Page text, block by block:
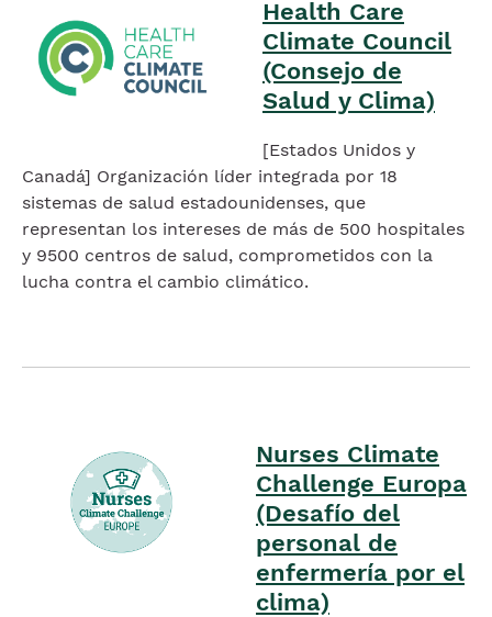
Health Care
Climate Council
(Consejo de
Salud y Clima)
[Estados Unidos y
Canadá] Organización líder integrada por 18
sistemas de salud estadounidenses, que
representan los intereses de más de 500 hospitales
y 9500 centros de salud, comprometidos con la
lucha contra el cambio climático.
Nurses Climate
Challenge Europa
(Desafío del
personal de
enfermería por el
clima)